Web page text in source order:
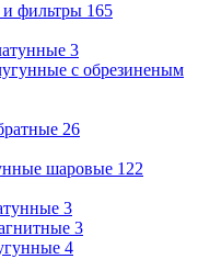
и фильтры 165
3
с обрезиненым
26
шаровые 122
3
3
4